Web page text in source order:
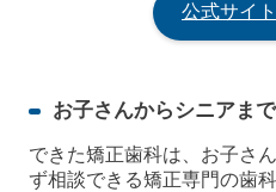
公式サイ
お子さんからシニアま
できた矯正歯科は、お子さ
ず相談できる矯正専門の歯